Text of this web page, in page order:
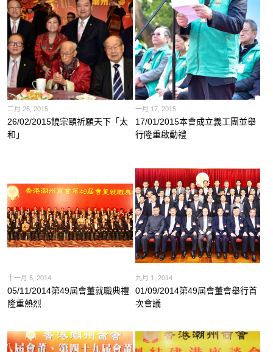
二月 26, 2015
26/02/2015饒宗頤祈願天下「太
和」
一月 17, 2015
17/01/2015本會成立義工團並舉
行隆重啟動禮
十一月 5, 2014
05/11/2014第49屆會董就職典禮
隆重熱烈
九月 1, 2014
01/09/2014第49屆會董會舉行首
次會議